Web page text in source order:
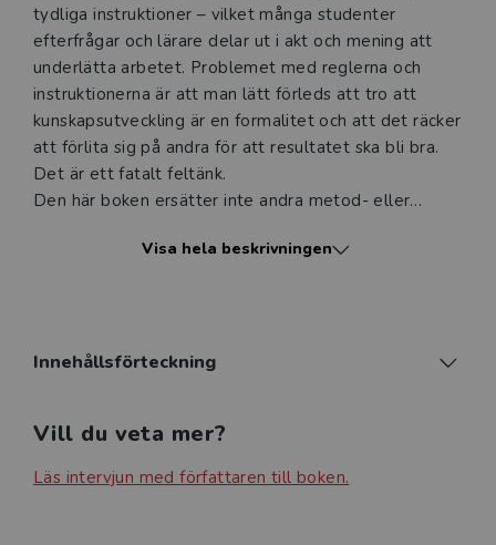
tydliga instruktioner – vilket många studenter
efterfrågar och lärare delar ut i akt och mening att
underlätta arbetet. Problemet med reglerna och
instruktionerna är att man lätt förleds att tro att
kunskapsutveckling är en formalitet och att det räcker
att förlita sig på andra för att resultatet ska bli bra.
Det är ett fatalt feltänk.
Den här boken ersätter inte andra metod- eller
kunskaps- och vetenskapsteori på ett sätt som leder
studierna och för att kunna axla ansvar ute i
handlar framför allt om hur man kan utveckla ett
självständigt, kritiskt analyserande tänkande, som är
förutsättningen för att förstå vad som krävs för att
Visa hela beskrivningen
Innehållsförteckning
Vill du veta mer?
Läs intervjun med författaren till boken.